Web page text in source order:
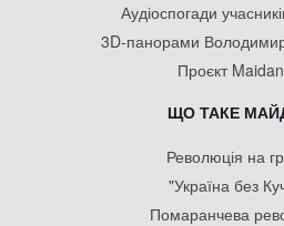
Аудіоспогади
3D-панорами
Проєкт
ЩО ТАКЕ
Революція на
"Україна без
Помаранчева